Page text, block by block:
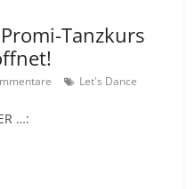
Promi-Tanzkurs
Let's Dance
…: